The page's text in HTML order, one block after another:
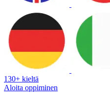
130+ kieltä
Aloita oppiminen